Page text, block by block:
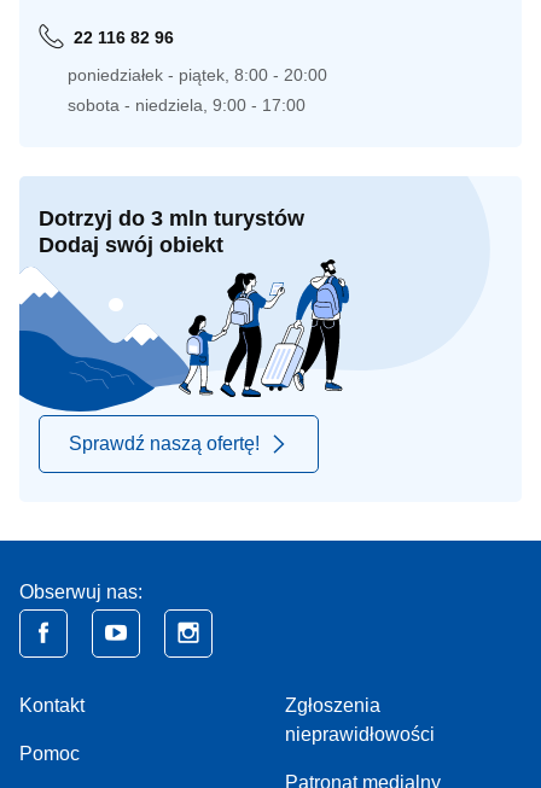
22 116 82 96
poniedziałek - piątek, 8:00 - 20:00
sobota - niedziela, 9:00 - 17:00
Dotrzyj do 3 mln turystów
Dodaj swój obiekt
Sprawdź naszą ofertę!
Obserwuj nas:
Kontakt
Pomoc
Zgłoszenia
nieprawidłowości
Patronat medialny